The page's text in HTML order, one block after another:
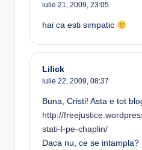
iulie 21, 2009, 23:05
hai ca esti simpatic
Lilick
iulie 22, 2009, 08:37
Buna, Cristi! Asta e tot
http://
stati-l-pe-chaplin/
Daca nu, ce se intampla?